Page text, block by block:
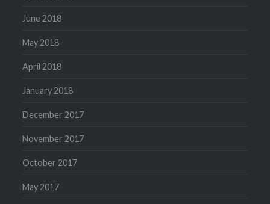
June 2018
May 2018
April 2018
January 2018
December 2017
November 2017
October 2017
May 2017